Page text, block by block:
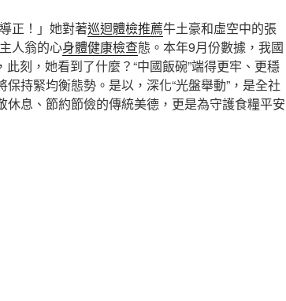
正！」她對著巡迴體檢推薦牛土豪和虛空中的張
人翁的心身體健康檢查態。本年9月份數據，我國
刻，她看到了什麼？“中國飯碗”端得更牢、更穩
保持緊均衡態勢。是以，深化“光盤舉動”，是全社
息、節約節儉的傳統美德，更是為守護食糧平安